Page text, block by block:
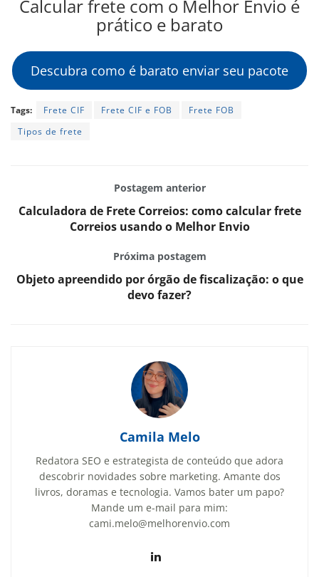
Calcular frete com o Melhor Envio é
prático e barato
Descubra como é barato enviar seu pacote
Tags: Frete CIF Frete CIF e FOB
Frete FOB
Tipos de frete
Postagem anterior
Calculadora de Frete Correios: como calcular frete
Correios usando o Melhor Envio
Próxima postagem
Objeto apreendido por órgão de fiscalização: o que
devo fazer?
Camila Melo
Redatora SEO e estrategista de conteúdo que adora
descobrir novidades sobre marketing. Amante dos
livros, doramas e tecnologia. Vamos bater um papo?
Mande um e-mail para mim:
cami.melo@melhorenvio.com